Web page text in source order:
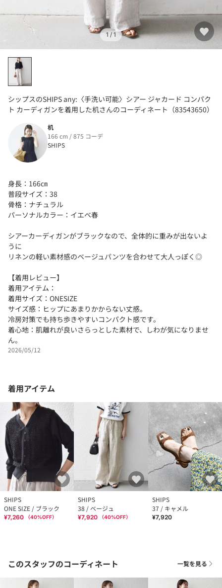
1 / 1
シップスのSHIPS any:〈手洗い可能〉シアー ジャカード コンパク
ト カーディガンを着用した机さんのコーディネート（83543650）
机
166 cm / 875 コーデ
SHIPS
身長：166㎝
普段サイズ：38
骨格：ナチュラル
パーソナルカラー：イエベ春
シアーカーディガンがブラックなので、全体的に重みが出ないよ
うに
リネンの軽い素材感のベージュパンツを合わせて大人っぽく◎
【着用レビュー】
着用アイテム：
着用サイズ：ONESIZE
サイズ感：ヒップにあまりかからない丈感。
冷房対策でも持ち歩きやすいコンパクト感です。
着心地：肌離れが良いさらっとした素材で、しわが気になりませ
ん。
2026/05/12
着用アイテム
SHIPS
ONE SIZE / ブラック
¥7,260 （40%OFF）
SHIPS
38 / ベージュ
¥7,920 （40%OFF）
SHIPS
37 / キャメル
¥7,920
このスタッフのコーディネート 一覧を見る